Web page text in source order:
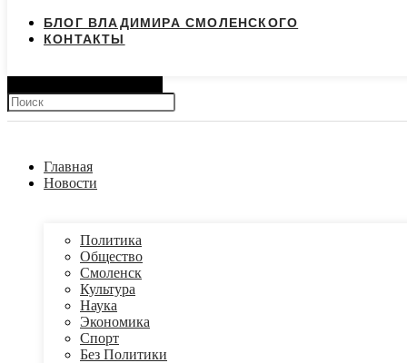
БЛОГ ВЛАДИМИРА СМОЛЕНСКОГО
КОНТАКТЫ
Главная
Новости
Политика
Общество
Смоленск
Культура
Наука
Экономика
Спорт
Без Политики